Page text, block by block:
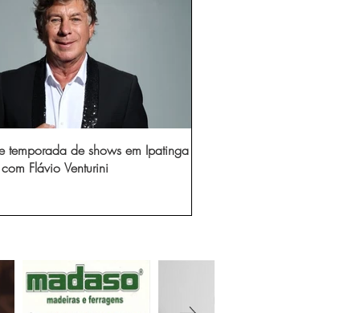
temporada de shows em Ipatinga
com Flávio Venturini